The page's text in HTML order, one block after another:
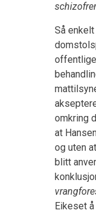
Så
omkring
at
og uten
blitt
Eikeset